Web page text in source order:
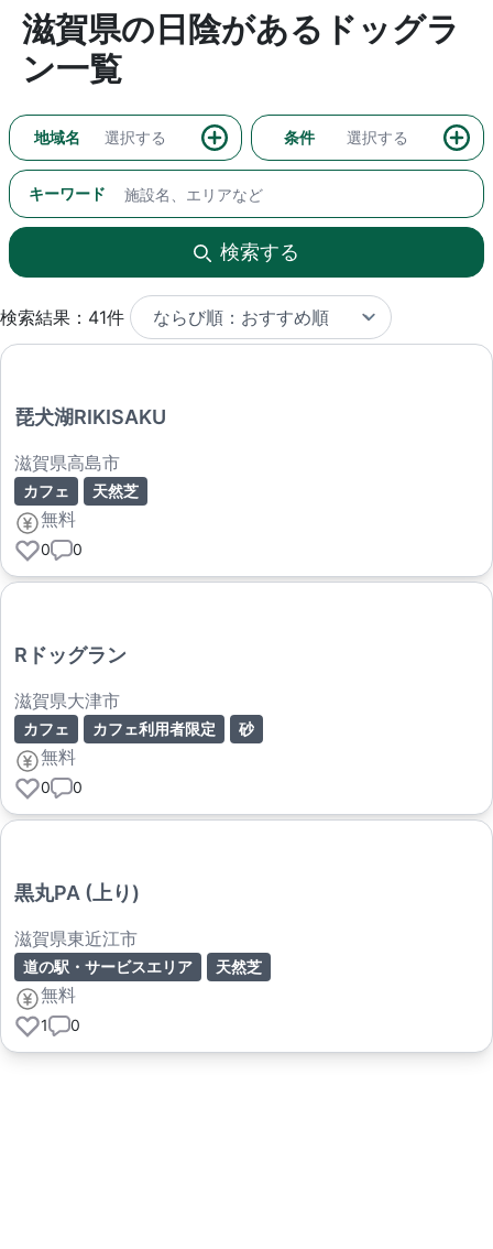
滋賀県の日陰があるドッグラ
ン一覧
地域名 選択する 条件 選択する
キーワード
検索する
検索結果：41件
琵犬湖RIKISAKU
滋賀県高島市
カフェ 天然芝
無料
0 0
Rドッグラン
滋賀県大津市
カフェ カフェ利用者限定 砂
無料
0 0
黒丸PA (上り)
滋賀県東近江市
道の駅・サービスエリア 天然芝
無料
1 0